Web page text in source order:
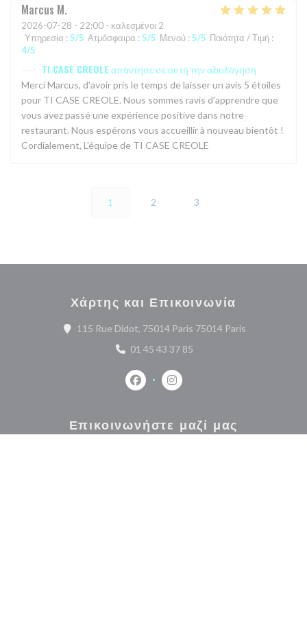
Marcus M
2026-07-28 - 22:00 - καλεσμένοι 2
Υπηρεσία : 5/5 Ατμόσφαιρα : 5/5 Μενού : 5/5 Ποιότητα / Τιμή :
4/5
TI CASE CREOLEαπάντησε σε αυτή την αξιολόγηση
Merci Marcus, d'avoir pris le temps de laisser un avis 5 étoiles
pour TI CASE CREOLE. Nous sommes ravis d'apprendre que
vous avez passé une expérience positive dans notre
restaurant. Nous espérons vous accueillir à nouveau bientôt !
Cordialement, L'équipe de TI CASE CREOLE
1 2 3
Χάρτης και Επικοινωνία
115 Rue Didot, 75014 Paris 75014 Paris
01 45 43 37 85
Facebook ((ανοίγει σε νέο
Instagram ((ανοίγει σε νέο
Επικοινωνήστε μαζί μας